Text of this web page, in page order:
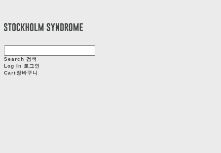
Search 검색
Log In 로그인
Cart장바구니